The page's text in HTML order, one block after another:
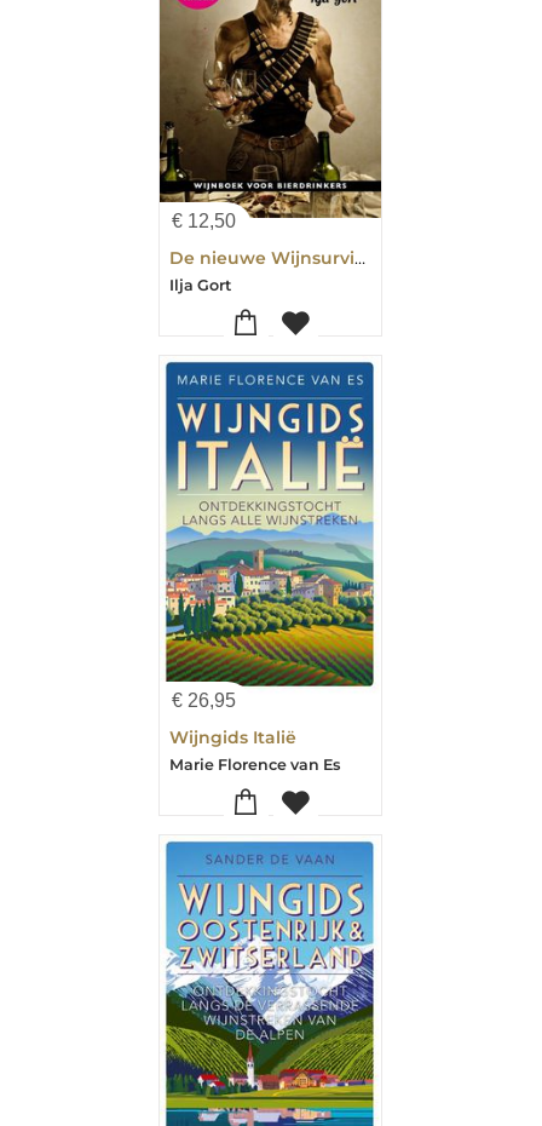
€ 12,50
De nieuwe Wijnsurvivalgids
Ilja Gort
€ 26,95
Wijngids Italië
Marie Florence van Es